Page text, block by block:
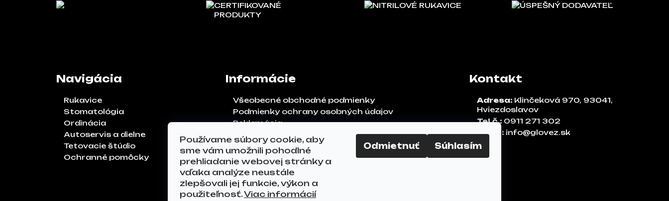
Používame súbory cookie, aby
sme vám umožnili pohodlné
prehliadanie webovej stránky a
vďaka analýze neustále
zlepšovali jej funkcie, výkon a
použiteľnosť.Viac informácií
Odmietnuť Súhlasím
CERTIFIKOVANÉ
PRODUKTY
NITRILOVÉ RUKAVICE ÚSPEŠNÝ DODAVATEĽ
Navigácia
Rukavice
Stomatológia
Ordinácia
Autoservis a dielne
Tetovacie štúdio
Ochranné pomôcky
Informácie
Všeobecné obchodné podmienky
Podmienky ochrany osobných údajov
Reklamácia
Odstúpenie od zmluvy
FAQ
Kontakty
Kontakt
Adresa: Klinčeková 970, 93041,
Hviezdoslavov
Tel.č.: 0911 271 302
Email: info@glovez.sk